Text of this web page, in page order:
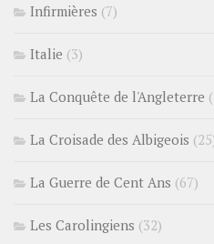
Infirmières (7)
Italie (3)
La Conquête de l'Angleterre
La Croisade des Albigeois
La Guerre de Cent Ans (67)
Les Carolingiens (32)